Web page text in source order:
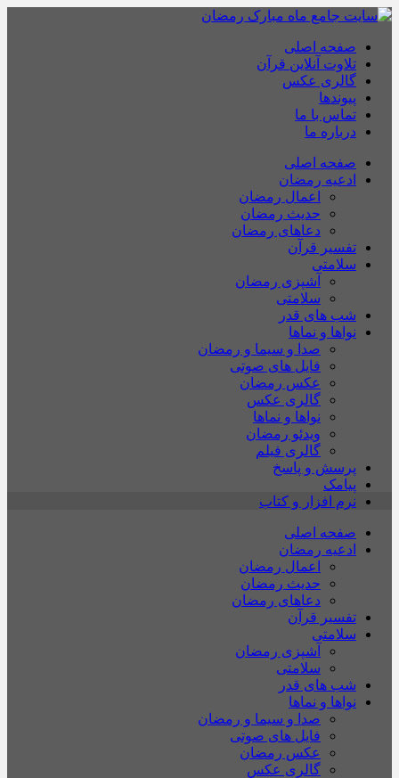
صفحه اصلی
تلاوت آنلاین قرآن
گالری عکس
پیوندها
تماس با ما
درباره ما
صفحه اصلی
ادعیه رمضان
اعمال رمضان
حدیث رمضان
دعاهای رمضان
تفسیر قرآن
سلامتی
آشپزی رمضان
سلامتی
شب های قدر
نواها و نماها
صدا و سیما و رمضان
فایل های صوتی
عکس رمضان
گالری عکس
نواها و نماها
ویدئو رمضان
گالری فیلم
پرسش و پاسخ
پیامک
نرم افزار و کتاب
صفحه اصلی
ادعیه رمضان
اعمال رمضان
حدیث رمضان
دعاهای رمضان
تفسیر قرآن
سلامتی
آشپزی رمضان
سلامتی
شب های قدر
نواها و نماها
صدا و سیما و رمضان
فایل های صوتی
عکس رمضان
گالری عکس